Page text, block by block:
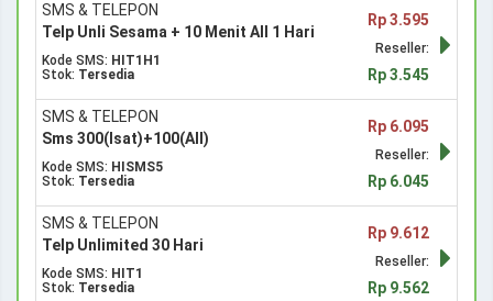
SMS & TELEPON
Telp Unli Sesama + 10 Menit All 1 Hari
Kode SMS: HIT1H1
Stok: Tersedia
Rp 3.595
Reseller:
Rp 3.545
SMS & TELEPON
Sms 300(Isat)+100(All)
Kode SMS: HISMS5
Stok: Tersedia
Rp 6.095
Reseller:
Rp 6.045
SMS & TELEPON
Telp Unlimited 30 Hari
Kode SMS: HIT1
Stok: Tersedia
Rp 9.612
Reseller:
Rp 9.562